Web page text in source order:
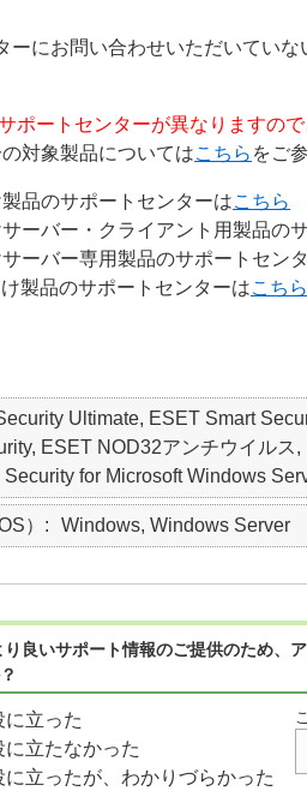
ーにお問い合わせいただいてい
ポートセンターが異なりますの
対象製品についてはこちら をご
品のサポートセンターはこちら
ーバー・クライアント用製品の
ーバー専用製品のサポートセン
製品のサポートセンターはこちら
Ultimate, ESET Smart
ESET NOD32アンチウイル
for Microsoft Windows
） Windows, Windows Server
り良いサポート情報のご提供のため
に立った
に立たなかった
に立ったが、わかりづらかった